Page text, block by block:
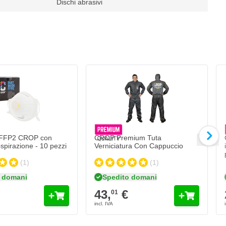
Dischi abrasivi
CROP con
- 10 pezzi
(1)
Spedito domani
Aggiungi al
CROP Premium Tuta
Verniciatura Con Cappuccio
(1)
Spedito domani
43,01 €